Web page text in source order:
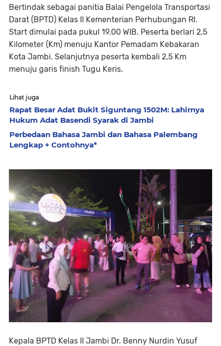
Bertindak sebagai panitia Balai Pengelola Transportasi
Darat (BPTD) Kelas II Kementerian Perhubungan RI.
Start dimulai pada pukul 19.00 WIB. Peserta berlari 2,5
Kilometer (Km) menuju Kantor Pemadam Kebakaran
Kota Jambi. Selanjutnya peserta kembali 2,5 Km
menuju garis finish Tugu Keris.
Lihat juga
Rapat Besar Adat Bukit Siguntang 1502M: Lahirnya
Hukum Adat Basendi Syarak di Jambi
Perbedaan Bahasa Jambi dan Bahasa Palembang
Lengkap + Contohnya*
Kepala BPTD Kelas II Jambi Dr. Benny Nurdin Yusuf